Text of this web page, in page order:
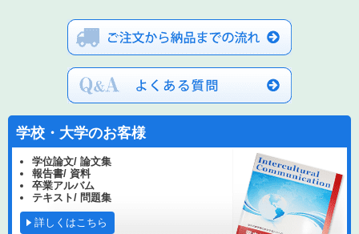
学校・大学のお客様
学位論文/ 論文集
報告書/ 資料
卒業アルバム
テキスト/ 問題集
詳しくはこちら